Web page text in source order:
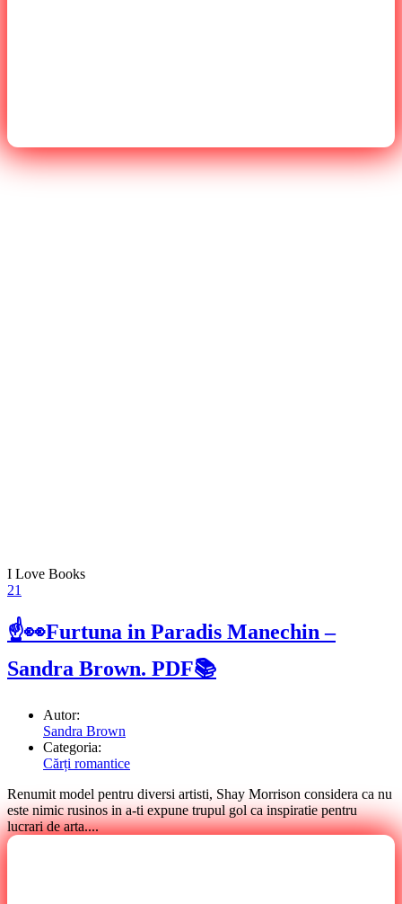
I Love Books
21
☝👀Furtuna in Paradis Manechin –
Sandra Brown. PDF📚
Autor:
Sandra Brown
Categoria:
Cărți romantice
Renumit model pentru diversi artisti, Shay Morrison considera ca nu
este nimic rusinos in a-ti expune trupul gol ca inspiratie pentru
lucrari de arta....